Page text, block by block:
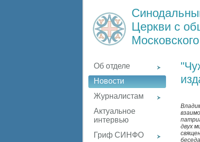
Церкви с
Об отделе
Новости
Журналистам
Актуальное
интервью
Гриф СИНФО
двух